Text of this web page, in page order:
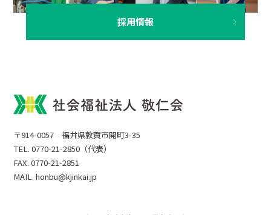
採用情報
〒914-0057 福井県敦賀市開町3-35
TEL. 0770-21-2850（代表）
FAX. 0770-21-2851
MAIL. honbu@kjinkai.jp